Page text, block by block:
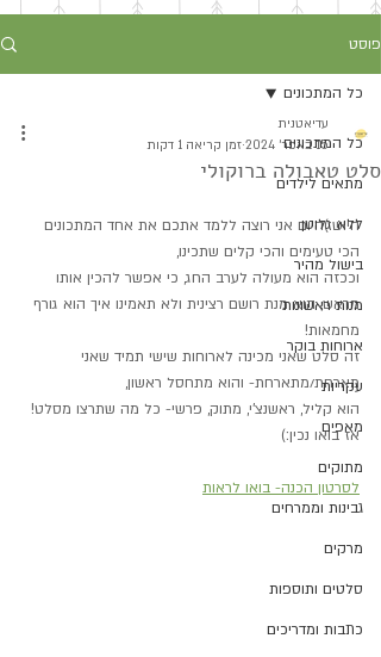
פוסט
כל המתכונים
מתאים לילדים
ללא גלוטן
בישול מהיר
מנות ראשונות
ארוחות בוקר
עקריות
מאפים
מתוקים
גבינות וממרחים
מרקים
סלטים ותוספות
כתבות ומדריכים
כל המתכונים
סלט טאבולה ברוקולי
עדיאטנית
15 באפר׳ 2024
זמן קריאה 1 דקות
היוש:)היום אני רוצה ללמד אתכם את אחד המתכונים
הכי טעימים והכי קלים שתכינו,
וככזה הוא מעולה לערב החג, כי אפשר להכין אותו
מראש, הוא מנת רושם רצינית ולא תאמינו איך הוא גורף
מחמאות!
זה סלט שאני מכינה לארוחות שישי תמיד שאני
מארחת/מתארחת- והוא מתחסל ראשון,
הוא קליל, ראשנצ'י, מתוק, פרשי- כל מה שתרצו מסלט!
אז בואו נכין:)
לסרטון הכנה- בואו לראות